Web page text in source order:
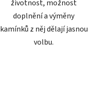
životnost, možnost
doplnění a výměny
kamínků z něj dělají jasnou
volbu.